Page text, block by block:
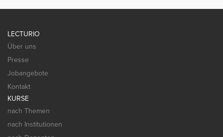
LECTURIO
Über uns
Presse
Jobangebote
Kontakt
KURSE
nach Themen
nach Institutionen